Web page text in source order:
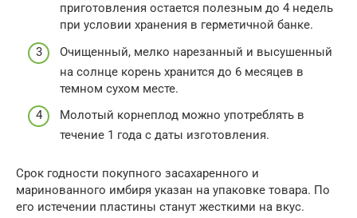
приготовления остается полезным до 4 недель
при условии хранения в герметичной банке.
Очищенный, мелко нарезанный и высушенный
на солнце корень хранится до 6 месяцев в
темном сухом месте.
Молотый корнеплод можно употреблять в
течение 1 года с даты изготовления.
Срок годности покупного засахаренного и
маринованного имбиря указан на упаковке товара. По
его истечении пластины станут жесткими на вкус.